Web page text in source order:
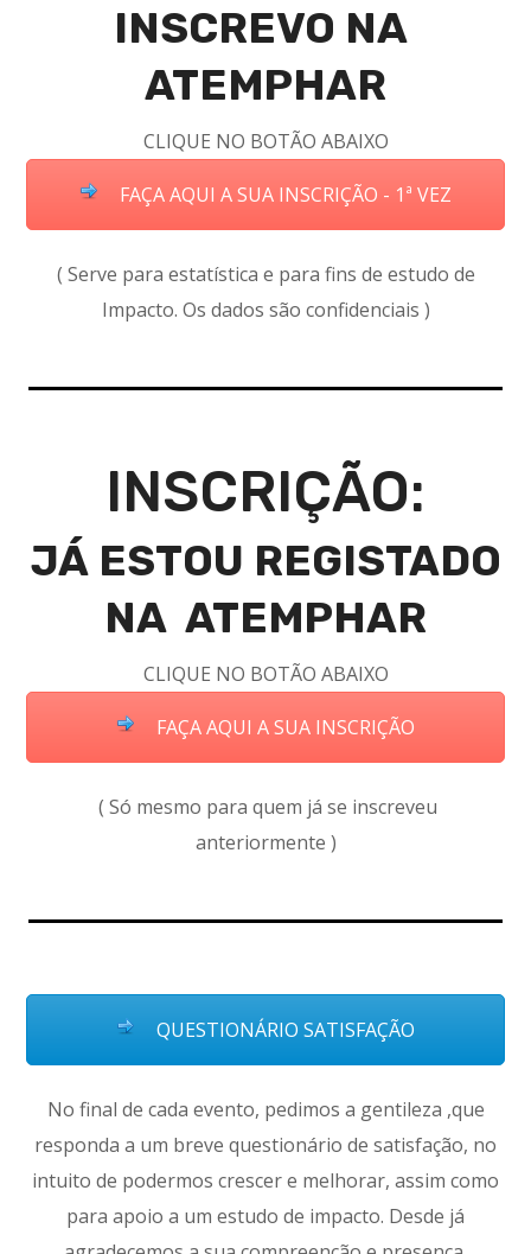
INSCREVO NA
ATEMPHAR
CLIQUE NO BOTÃO ABAIXO
FAÇA AQUI A SUA INSCRIÇÃO - 1ª VEZ
( Serve para estatística e para fins de estudo de
Impacto. Os dados são confidenciais )
INSCRIÇÃO:
JÁ ESTOU REGISTADO
NA ATEMPHAR
CLIQUE NO BOTÃO ABAIXO
FAÇA AQUI A SUA INSCRIÇÃO
( Só mesmo para quem já se inscreveu
anteriormente )
QUESTIONÁRIO SATISFAÇÃO
No final de cada evento, pedimos a gentileza ,que
responda a um breve questionário de satisfação, no
intuito de podermos crescer e melhorar, assim como
para apoio a um estudo de impacto. Desde já